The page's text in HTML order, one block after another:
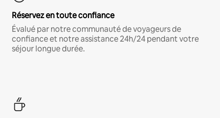
Réservez en toute confiance
Évalué par notre communauté de voyageurs de
confiance et notre assistance 24h/24 pendant votre
séjour longue durée.